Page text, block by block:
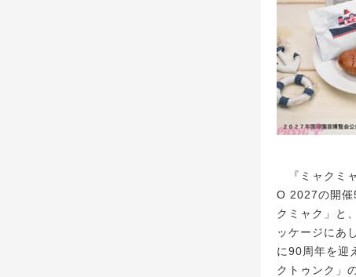
『ミャクミ
O 2027の開催
クミャク」と
ッケージにあ
に90周年を迎
クトゥンク」